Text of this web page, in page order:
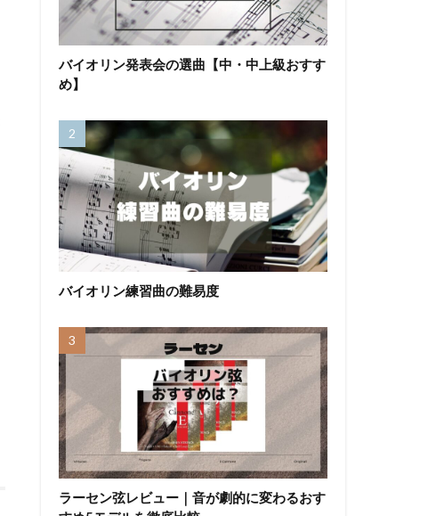
バイオリン発表会の選曲【中・中上級おすす
め】
バイオリン練習曲の難易度
ラーセン弦レビュー｜音が劇的に変わるおす